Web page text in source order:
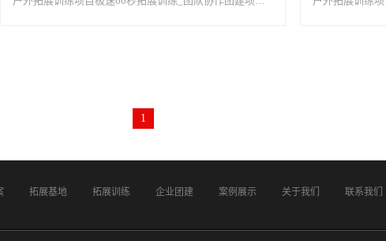
1
拓展基地 拓展训练 企业团建 案例展示 关于我们 联系我们